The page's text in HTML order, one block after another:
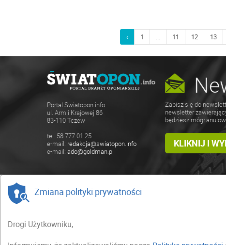
‹ 1 ... 11 12 13
Portal Swiatopon.info
ul. Armii Krajowej 86
83-110 Tczew
tel. 58 777 01 25
e-mail: redakcja@swiatopon.info
e-mail: ado@goldman.pl
Zapisz się do
newsletter
będziesz mógł
KLIKNIJ I
Zmiana polityki prywatności
Drogi Użytkowniku,